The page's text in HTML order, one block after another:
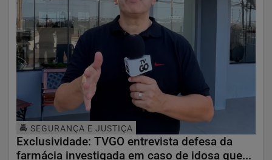
🚔 SEGURANÇA E JUSTIÇA
Exclusividade: TVGO entrevista defesa da
farmácia investigada em caso de idosa que...